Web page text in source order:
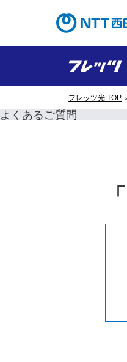
フレッツ光 TOP
よくあるご質問
「